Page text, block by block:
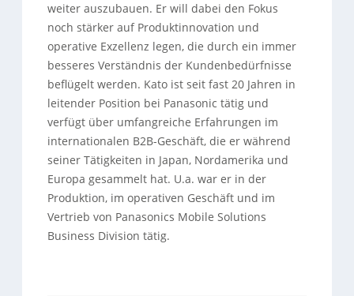
weiter auszubauen. Er will dabei den Fokus
noch stärker auf Produktinnovation und
operative Exzellenz legen, die durch ein immer
besseres Verständnis der Kundenbedürfnisse
beflügelt werden. Kato ist seit fast 20 Jahren in
leitender Position bei Panasonic tätig und
verfügt über umfangreiche Erfahrungen im
internationalen B2B-Geschäft, die er während
seiner Tätigkeiten in Japan, Nordamerika und
Europa gesammelt hat. U.a. war er in der
Produktion, im operativen Geschäft und im
Vertrieb von Panasonics Mobile Solutions
Business Division tätig.